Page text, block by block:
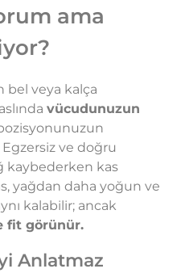
ama
bel veya kalça
vücudunuzun
ve doğru
kaybederken kas
yağdan daha yoğun ve
kalabilir; ancak
fit görünür.
Anlatmaz